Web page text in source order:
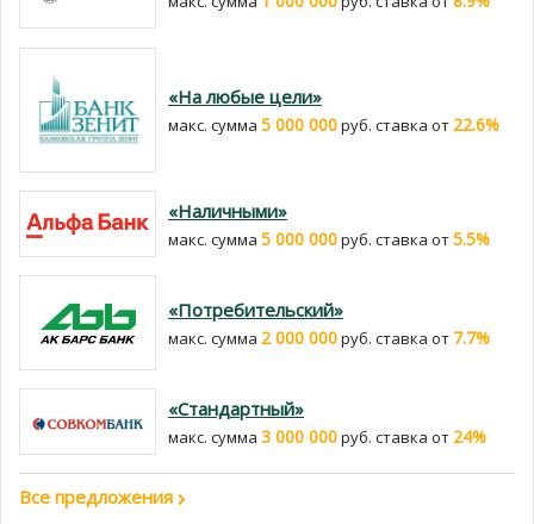
«На любые цели»
макс. сумма 5 000 000руб. cтавка от 22.6%
«Наличными»
макс. сумма 5 000 000руб. cтавка от5.5%
«Потребительский»
макс. сумма 2 000 000руб. cтавка от 7.7%
«Стандартный»
макс. сумма 3 000 000руб. cтавка от 24%
Все предложения